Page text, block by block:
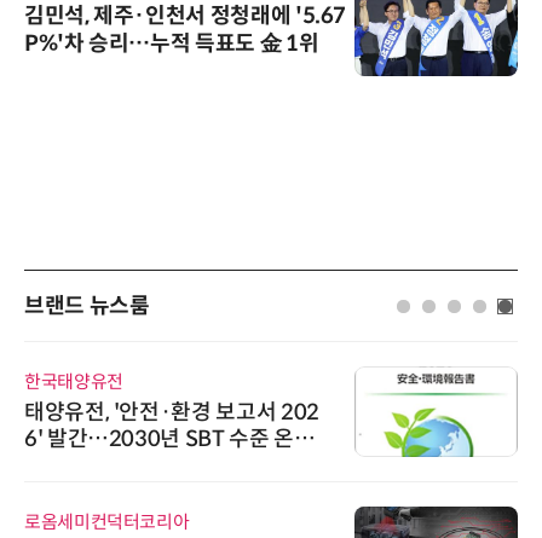
김민석, 제주·인천서 정청래에 '5.67
P%'차 승리…누적 득표도 金 1위
브랜드 뉴스룸
한국태양유전
태양유전, '안전·환경 보고서 202
6' 발간…2030년 SBT 수준 온실
로옴세미컨덕터코리아